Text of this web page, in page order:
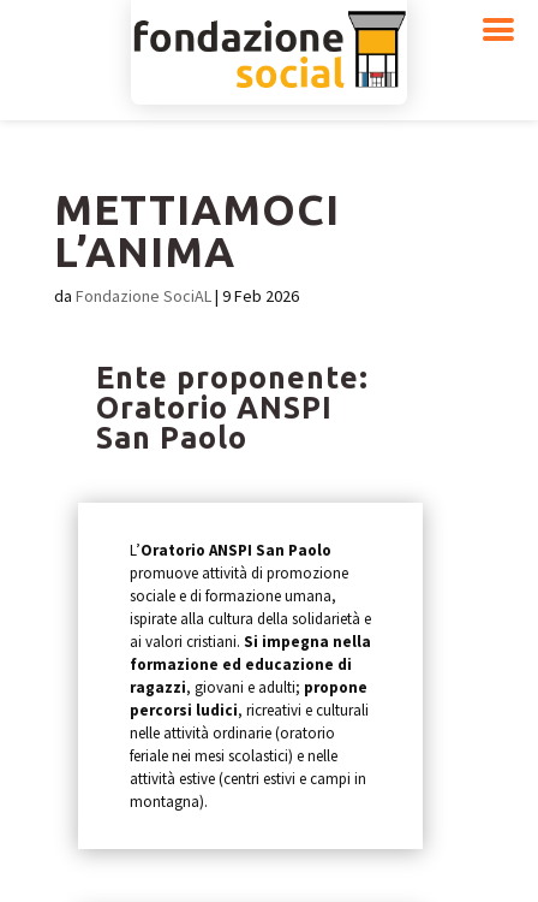
METTIAMOCI
L’ANIMA
da Fondazione SociAL| 9 Feb 2026
Ente proponente:
Oratorio ANSPI
San Paolo
L’Oratorio ANSPI San Paolo
promuove attività di promozione
sociale e di formazione umana,
ispirate alla cultura della solidarietà e
ai valori cristiani. Si impegna nella
formazione ed educazione di
ragazzi, giovani e adulti; propone
percorsi ludici, ricreativi e culturali
nelle attività ordinarie (oratorio
feriale nei mesi scolastici) e nelle
attività estive (centri estivi e campi in
montagna).